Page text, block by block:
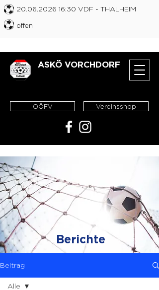
ASKÖ VORCHDORF
OÖFV Vereinsshop
20.06.2026 16:30 VDF - THALHEIM
offen
Berichte
Beitrag
Alle